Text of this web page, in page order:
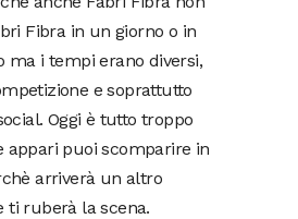
Fibra in un giorno o in
ma i tempi erano diversi,
e soprattutto
Oggi è tutto troppo
appari puoi scomparire in
arriverà un altro
ti ruberà la scena.